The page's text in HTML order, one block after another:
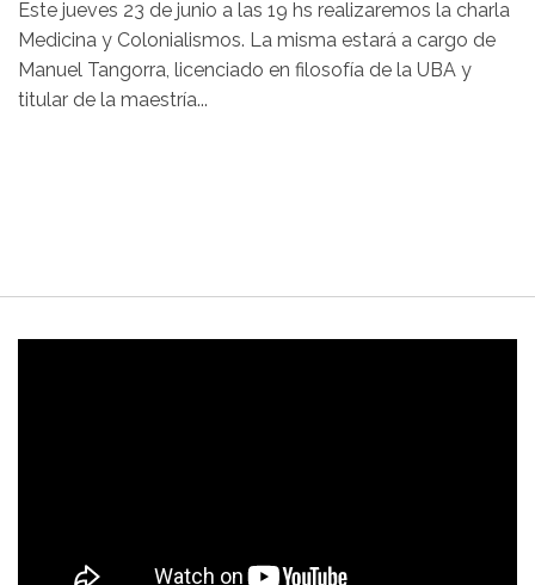
Este jueves 23 de junio a las 19 hs realizaremos la charla
Medicina y Colonialismos. La misma estará a cargo de
Manuel Tangorra, licenciado en filosofía de la UBA y
titular de la maestría...